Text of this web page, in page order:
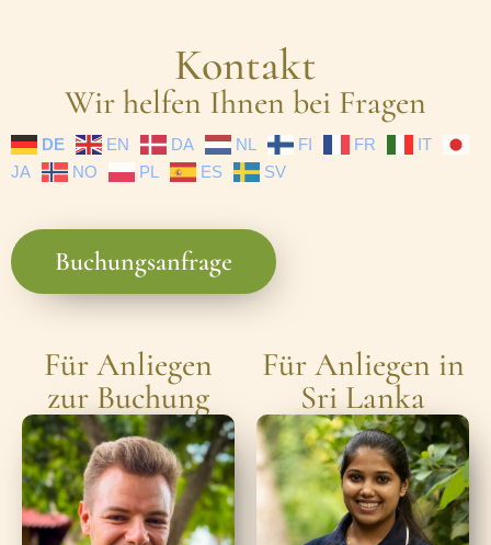
Kontakt
Wir helfen Ihnen bei Fragen
DE EN DA NL FI FR
IT
JA
NO PL ES SV
Buchungsanfrage
Für Anliegen
zur Buchung
Für Anliegen in
Sri Lanka